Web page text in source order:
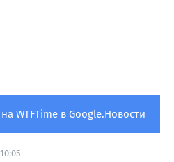
WTFTime в Google.Новости